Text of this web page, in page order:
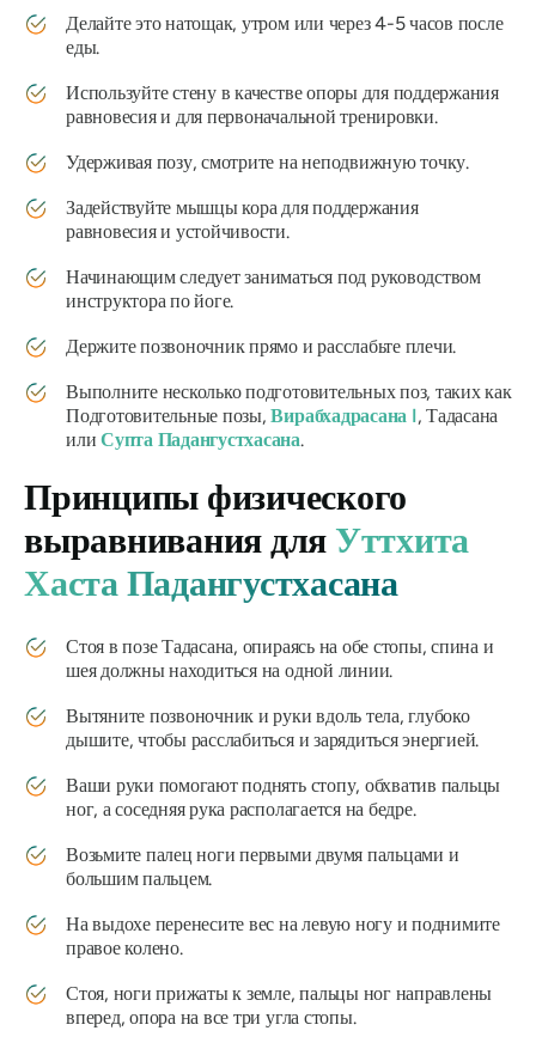
Делайте это натощак, утром или через 4-5 часов после
еды.
Используйте стену в качестве опоры для поддержания
равновесия и для первоначальной тренировки.
Удерживая позу, смотрите на неподвижную точку.
Задействуйте мышцы кора для поддержания
равновесия и устойчивости.
Начинающим следует заниматься под руководством
инструктора по йоге.
Держите позвоночник прямо и расслабьте плечи.
Выполните несколько подготовительных поз, таких как
Подготовительные позы,Вирабхадрасана I, Тадасана
илиСупта Падангустхасана.
Принципы физического
выравнивания дляУттхита
Хаста Падангустхасана
Стоя в позе Тадасана, опираясь на обе стопы, спина и
шея должны находиться на одной линии.
Вытяните позвоночник и руки вдоль тела, глубоко
дышите, чтобы расслабиться и зарядиться энергией.
Ваши руки помогают поднять стопу, обхватив пальцы
ног, а соседняя рука располагается на бедре.
Возьмите палец ноги первыми двумя пальцами и
большим пальцем.
На выдохе перенесите вес на левую ногу и поднимите
правое колено.
Стоя, ноги прижаты к земле, пальцы ног направлены
вперед, опора на все три угла стопы.